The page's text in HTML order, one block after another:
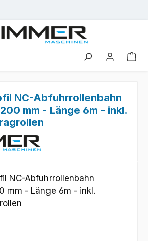
NC-Abfuhrrollenbahn
mm - Länge 6m - inkl.